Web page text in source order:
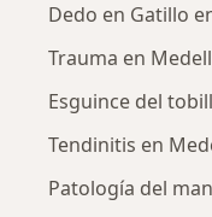
Dedo en Gatillo
Trauma en
Esguince del
Tendinitis en
Patología del